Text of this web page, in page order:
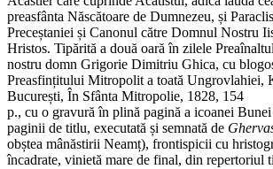
preasfânta Născătoare de Dumnezeu, și
Preceștaniei și Canonul către Domnul Nostru
Hristos. Tipărită a două oară în zilele
nostru domn Grigorie Dimitriu Ghica, cu
Preasfințitului Mitropolit a toată
București, În Sfânta Mitropolie, 1828, 154
p., cu o gravură în plină pagină a icoanei
paginii de titlu, executată și semnată de
obștea mânăstirii Neamț), frontispicii cu
încadrate, vinietă mare de final, din repertoriul